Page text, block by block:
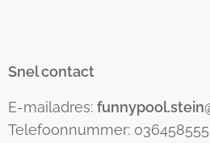
Snel contact
E-mailadres:
Telefoonnummer: 036458555